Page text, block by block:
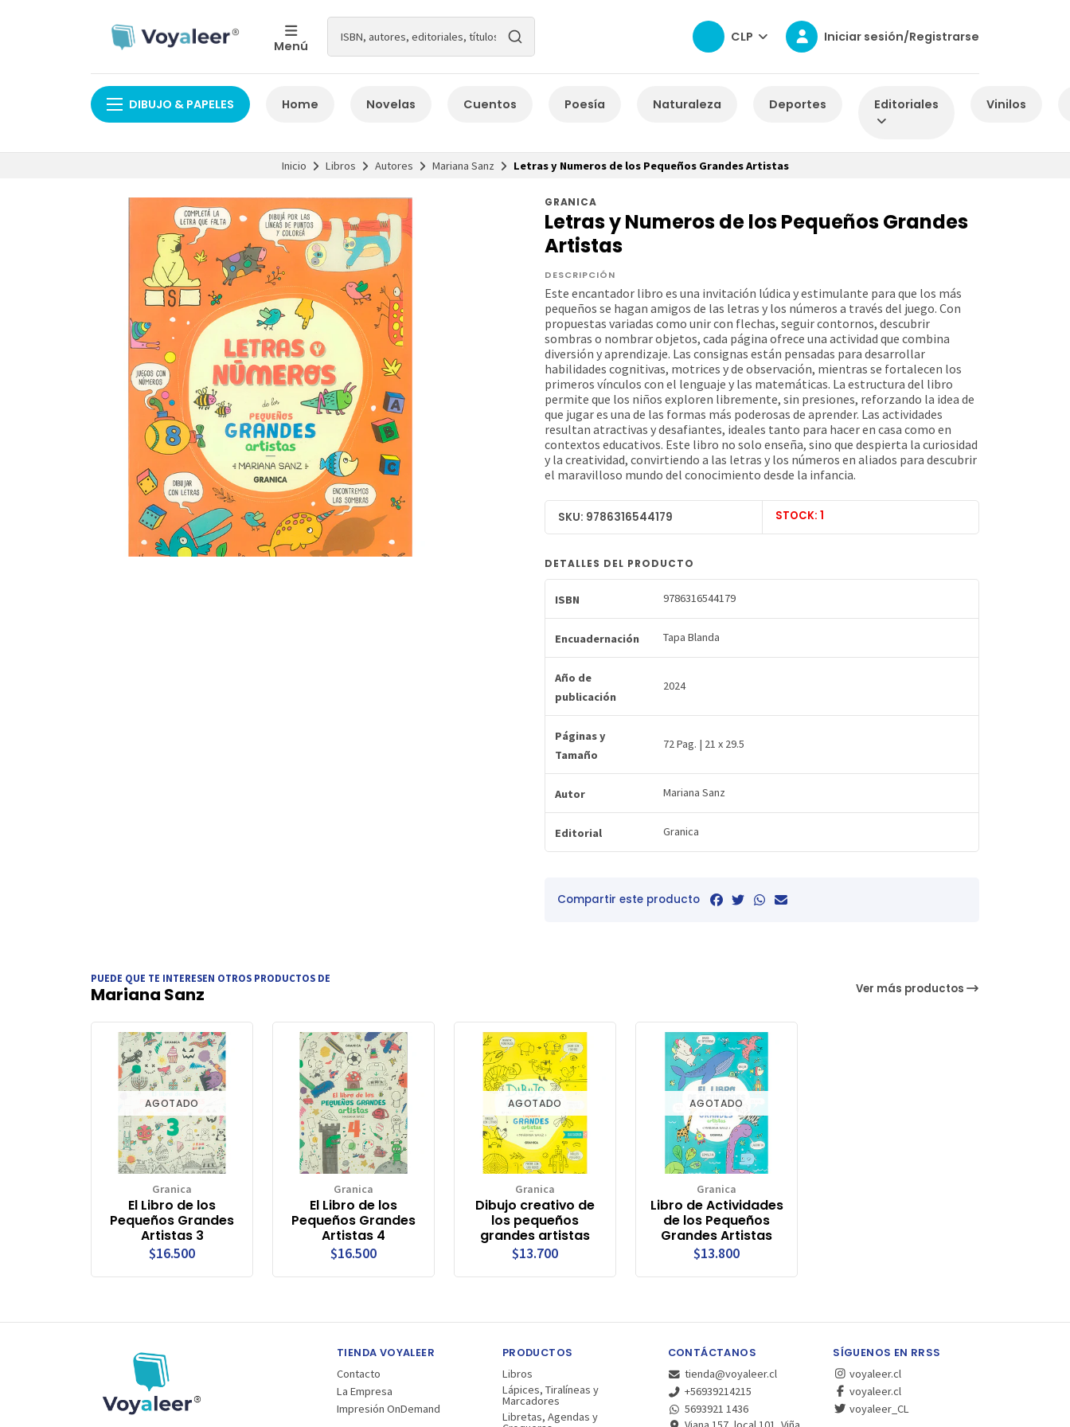
Menú
CLP Iniciar sesión/Registrarse
DIBUJO & PAPELES Home Novelas Cuentos Poesía Naturaleza Deportes Editoriales Vinilos
Inicio Libros Autores Mariana Sanz Letras y Numeros de los Pequeños Grandes Artistas
GRANICA
Letras y Numeros de los Pequeños Grandes
Artistas
DESCRIPCIÓN
Este encantador libro es una invitación lúdica y estimulante para que los más
pequeños se hagan amigos de las letras y los números a través del juego. Con
propuestas variadas como unir con flechas, seguir contornos, descubrir
sombras o nombrar objetos, cada página ofrece una actividad que combina
diversión y aprendizaje. Las consignas están pensadas para desarrollar
habilidades cognitivas, motrices y de observación, mientras se fortalecen los
primeros vínculos con el lenguaje y las matemáticas. La estructura del libro
permite que los niños exploren libremente, sin presiones, reforzando la idea de
que jugar es una de las formas más poderosas de aprender. Las actividades
resultan atractivas y desafiantes, ideales tanto para hacer en casa como en
contextos educativos. Este libro no solo enseña, sino que despierta la curiosidad
y la creatividad, convirtiendo a las letras y los números en aliados para descubrir
el maravilloso mundo del conocimiento desde la infancia.
SKU: 9786316544179 STOCK: 1
DETALLES DEL PRODUCTO
ISBN 9786316544179
Encuadernación Tapa Blanda
Año de
publicación
2024
Páginas y
Tamaño
72 Pag. | 21 x 29.5
Autor Mariana Sanz
Editorial Granica
Compartir este producto
PUEDE QUE TE INTERESEN OTROS PRODUCTOS DE
Mariana Sanz Ver más productos
AGOTADO
Granica
El Libro de los
Pequeños Grandes
Artistas 3
$16.500
Granica
El Libro de los
Pequeños Grandes
Artistas 4
$16.500
AGOTADO
Granica
Dibujo creativo de
los pequeños
grandes artistas
$13.700
AGOTADO
Granica
Libro de Actividades
de los Pequeños
Grandes Artistas
$13.800
TIENDA VOYALEER
Contacto
La Empresa
Impresión OnDemand
PRODUCTOS
Libros
Lápices, Tiralíneas y
Marcadores
Libretas, Agendas y
CONTÁCTANOS
tienda@voyaleer.cl
+56939214215
5693921 1436
SÍGUENOS EN RRSS
voyaleer.cl
voyaleer.cl
voyaleer_CL